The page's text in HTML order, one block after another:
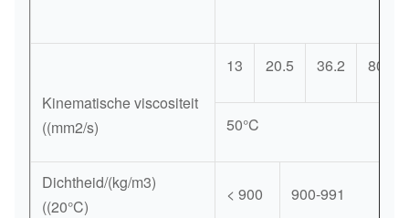
Kinematische viscositeit
((mm2/s)
13 20.5 36.2 80
50°C
Dichtheid/(kg/m3)
((20°C)
< 900 900-991